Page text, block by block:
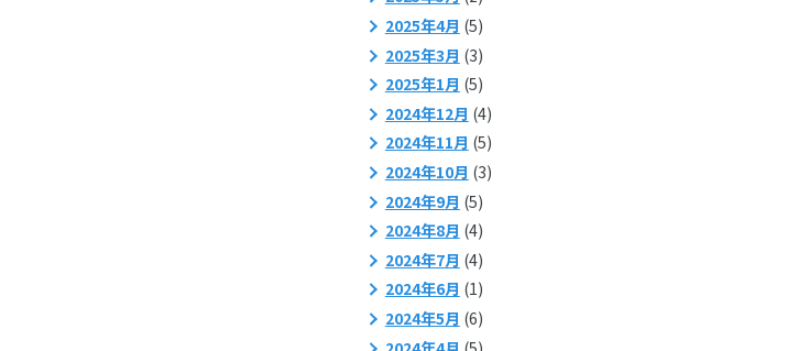
2025年4月 (5)
2025年3月 (3)
2025年1月 (5)
2024年12月 (4)
2024年11月 (5)
2024年10月 (3)
2024年9月 (5)
2024年8月 (4)
2024年7月 (4)
2024年6月 (1)
2024年5月 (6)